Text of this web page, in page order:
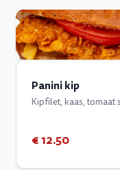
Panini kip
Kipfilet, kaas, tomaat
€ 12.50